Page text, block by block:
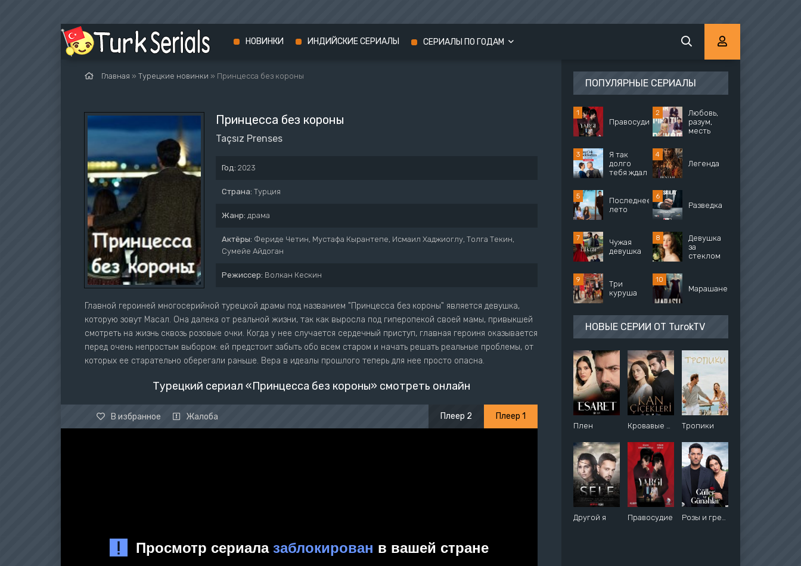
Главная » Турецкие новинки » Принцесса без короны
Принцесса без короны
Taçsız Prenses
Год: 2023
Страна: Турция
Жанр: драма
Актёры: Фериде Четин, Мустафа Кырантепе, Исмаил Хаджиоглу, Толга Текин,
Сумейе Айдоган
Режиссер: Волкан Кескин
Главной героиней многосерийной турецкой драмы под названием "Принцесса без короны" является девушка,
которую зовут Масал. Она далека от реальной жизни, так как выросла под гиперопекой своей мамы, привыкшей
смотреть на жизнь сквозь розовые очки. Когда у нее случается сердечный приступ, главная героиня оказывается
перед очень непростым выбором: ей предстоит забыть обо всем старом и начать решать реальные проблемы, от
которых ее старательно оберегали раньше. Вера в идеалы прошлого теперь для нее просто опасна.
Турецкий сериал «Принцесса без короны» смотреть онлайн
В избранное Жалоба Плеер 1
Плеер 2
ПОПУЛЯРНЫЕ СЕРИАЛЫ
Правосудие
Любовь,
разум,
месть
Я так
долго
тебя ждал
Легенда
Последнее
лето
Разведка
Чужая
девушка
Девушка
за
стеклом
Три
куруша
Марашанец
НОВЫЕ СЕРИИ ОТ TurokTV
Плен Кровавые цветы Тропики
Другой я Правосудие Розы и грехи
НОВИНКИ ИНДИЙСКИЕ СЕРИАЛЫ СЕРИАЛЫ ПО ГОДАМ